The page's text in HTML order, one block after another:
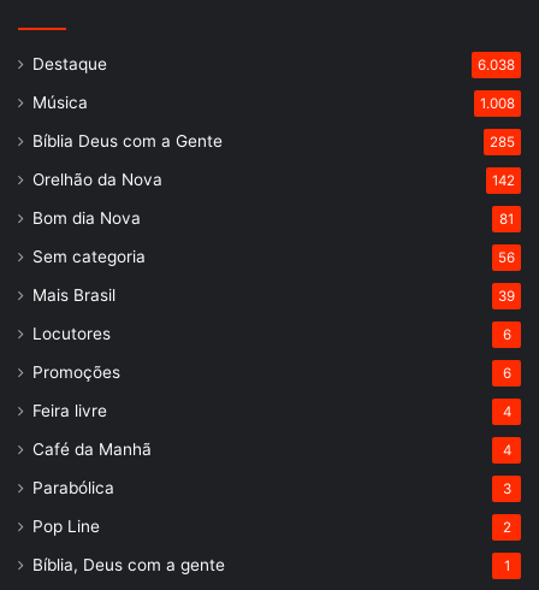
Destaque 6.038
Música 1.008
Bíblia Deus com a Gente 285
Orelhão da Nova 142
Bom dia Nova 81
Sem categoria 56
Mais Brasil 39
Locutores 6
Promoções 6
Feira livre 4
Café da Manhã 4
Parabólica 3
Pop Line 2
Bíblia, Deus com a gente 1